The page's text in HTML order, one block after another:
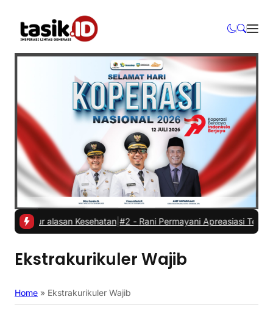
alasan Kesehatan|#2 - Rani Permayani Apreasiasi Teater
Ekstrakurikuler Wajib
Home » Ekstrakurikuler Wajib